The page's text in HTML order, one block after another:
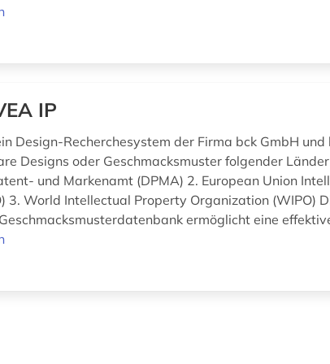
IP
Design-Recherchesystem der Firma bck GmbH
Designs oder Geschmacksmuster folgender
und Markenamt (DPMA) 2. European Union
3. World Intellectual Property Organization (WIPO)
ermöglicht eine